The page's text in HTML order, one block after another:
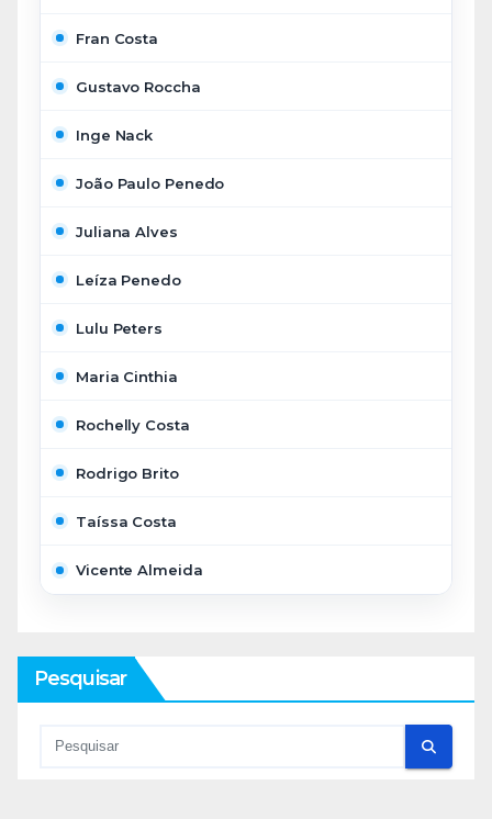
Fran Costa
Gustavo Roccha
Inge Nack
João Paulo Penedo
Juliana Alves
Leíza Penedo
Lulu Peters
Maria Cinthia
Rochelly Costa
Rodrigo Brito
Taíssa Costa
Vicente Almeida
Pesquisar